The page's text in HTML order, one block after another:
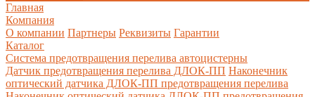
Главная
Компания
О компании Партнеры Реквизиты Гарантии
Каталог
Система предотвращения перелива автоцистерны
Датчик предотвращения перелива ДЛОК-ПП Наконечник
оптический датчика ДЛОК-ПП предотвращения перелива